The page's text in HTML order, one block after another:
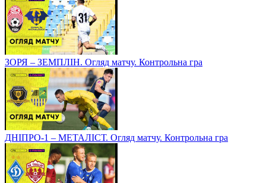
ЗОРЯ – ЗЕМПЛІН. Огляд матчу. Контрольна гра
ДНІПРО-1 – МЕТАЛІСТ. Огляд матчу. Контрольна гра